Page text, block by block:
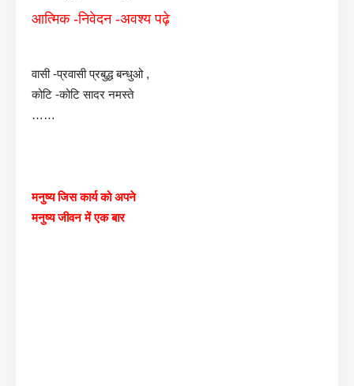
आत्मिक -निवेदन -अवश्य पढ़े
वासी -प्रवासी प्रबुद्ध बन्धुओ ,
कोटि -कोटि सादर नमस्ते
……
मनुष्य जिस कार्य को अपने
मनुष्य जीवन में एक बार